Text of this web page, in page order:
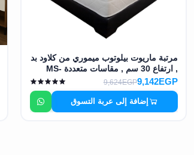
مرتبة ماريوت بيلوتوب ميموري من كلاود بد
, ارتفاع 30 سم , مقاسات متعددة MS-
9072
9,142EGP
9,624EGP
إضافة إلى عربة التسوق